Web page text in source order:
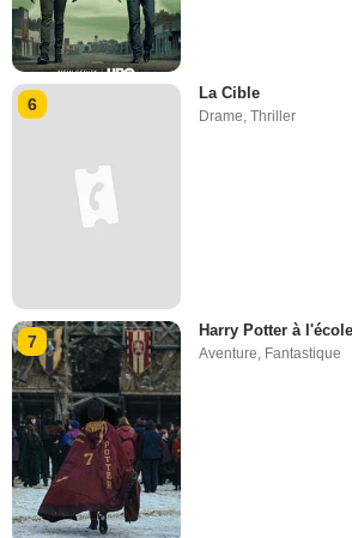
6
La Cible
Drame,Thriller
7
Harry Potter à
Aventure, Fantastique